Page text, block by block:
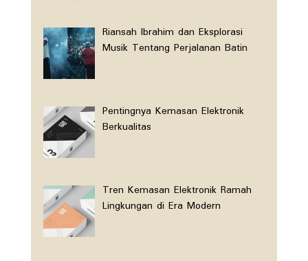
Riansah Ibrahim dan Eksplorasi
Musik Tentang Perjalanan Batin
Pentingnya Kemasan Elektronik
Berkualitas
Tren Kemasan Elektronik Ramah
Lingkungan di Era Modern